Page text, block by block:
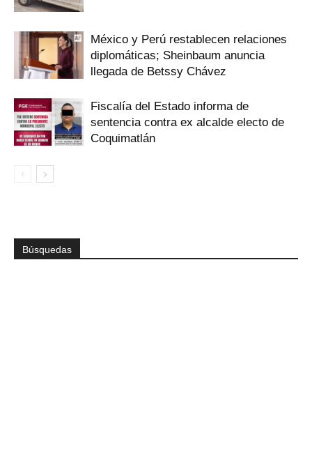
México y Perú restablecen relaciones
diplomáticas; Sheinbaum anuncia
llegada de Betssy Chávez
Fiscalía del Estado informa de
sentencia contra ex alcalde electo de
Coquimatlán
Búsquedas